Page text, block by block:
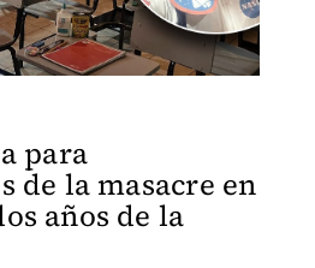
para
de la masacre en
años de la